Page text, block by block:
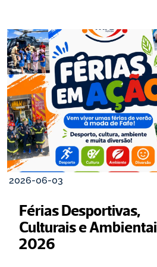
2026-06-03
Férias Desportivas,
Culturais e
2026